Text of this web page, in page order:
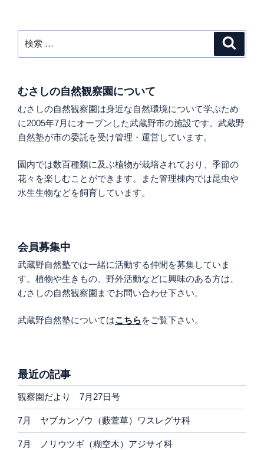
索:
むさしの自然観察園について
むさしの自然観察園は身近な自然環境について学ぶため
に2005年7月にオープンした武蔵野市の施設です。武蔵野
自然塾が市の委託を受け管理・運営しています。
園内では数百種類に及ぶ植物が栽培されており、季節の
花々を楽しむことができます。また管理棟内では昆虫や
水生生物などを飼育しています。
会員募集中
武蔵野自然塾では一緒に活動する仲間を募集していま
す。植物や生きもの、野外活動などに興味のある方は、
むさしの自然観察園までお問い合わせ下さい。
武蔵野自然塾についてはこちらをご覧下さい。
最近の記事
観察園だより 7月27日号
7月 ヤブカンゾウ（藪萱草）ワスレグサ科
7月 ノリウツギ（糊空木）アジサイ科